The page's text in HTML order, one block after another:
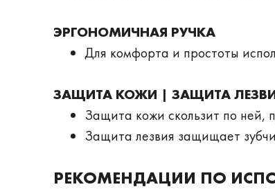
ЭРГОНОМИЧНАЯ РУЧКА
Для комфорта и простоты
ЗАЩИТА КОЖИ | ЗАЩИТА
Защита кожи скользит по ней,
Защита лезвия защищает
РЕКОМЕНДАЦИИ ПО